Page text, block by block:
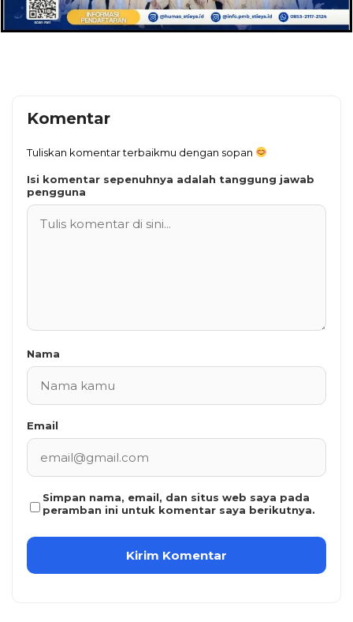
Komentar
Tuliskan komentar terbaikmu dengan sopan
Isi komentar sepenuhnya adalah tanggung jawab
pengguna
Nama
Email
Simpan nama, email, dan situs web saya pada
peramban ini untuk komentar saya berikutnya.